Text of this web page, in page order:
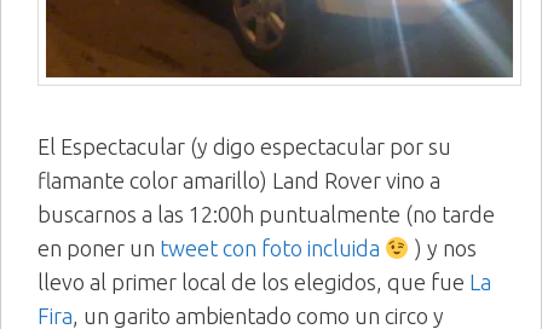
El Espectacular (y digo espectacular por su
flamante color amarillo) Land Rover vino a
buscarnos a las 12:00h puntualmente (no tarde
en poner un tweet con foto incluida
) y nos
llevo al primer local de los elegidos, que fue La
Fira , un garito ambientado como un circo y